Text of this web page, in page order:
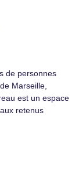
de personnes
Marseille,
est un espace
retenus